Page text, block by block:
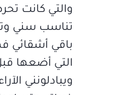
والتي كانت
تناسب سني
باقي أشقائي
التي أضعها
ويبادلونني